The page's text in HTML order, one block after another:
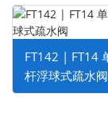
FT142 | FT14
杆浮球式疏水阀